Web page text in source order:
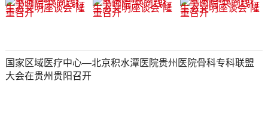
国家区域医疗中心—北京积水潭医院贵州医院骨科专科联盟
大会在贵州贵阳召开